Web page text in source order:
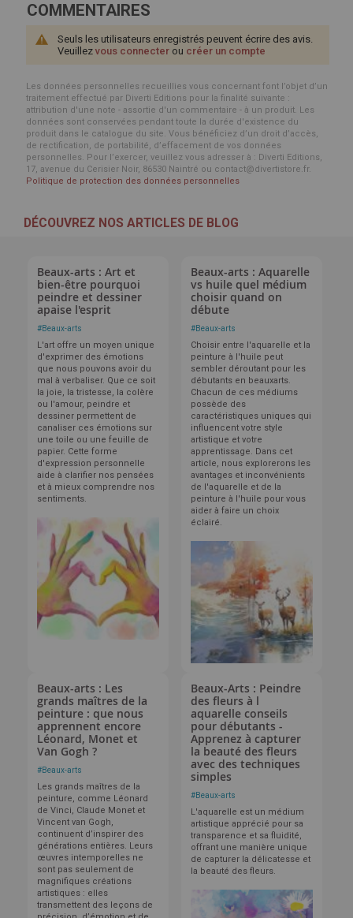
COMMENTAIRES
Seuls les utilisateurs enregistrés peuvent écrire des avis.
Veuillez vous connecter ou créer un compte
Les données personnelles recueillies vous concernant font l’objet d’un
traitement effectué par Diverti Editions pour la finalité suivante :
attribution d'une note - assortie d'un commentaire - à un produit. Les
données sont conservées pendant toute la durée d'existence du
produit dans le catalogue du site. Vous bénéficiez d’un droit d’accès,
de rectification, de portabilité, d’effacement de vos données
personnelles. Pour l’exercer, veuillez vous adresser à : Diverti Editions,
17, avenue du Cerisier Noir, 86530 Naintré ou contact@divertistore.fr.
Politique de protection des données personnelles
DÉCOUVREZ NOS ARTICLES DE BLOG
Beaux-arts : Art et
bien-être pourquoi
peindre et dessiner
apaise l'esprit
#Beaux-arts
L'art offre un moyen unique
d'exprimer des émotions
que nous pouvons avoir du
mal à verbaliser. Que ce soit
la joie, la tristesse, la colère
ou l'amour, peindre et
dessiner permettent de
canaliser ces émotions sur
une toile ou une feuille de
papier. Cette forme
d'expression personnelle
aide à clarifier nos pensées
et à mieux comprendre nos
sentiments.
Beaux-arts : Aquarelle
vs huile quel médium
choisir quand on
débute
#Beaux-arts
Choisir entre l'aquarelle et la
peinture à l'huile peut
sembler déroutant pour les
débutants en beauxarts.
Chacun de ces médiums
possède des
caractéristiques uniques qui
influencent votre style
artistique et votre
apprentissage. Dans cet
article, nous explorerons les
avantages et inconvénients
de l'aquarelle et de la
peinture à l'huile pour vous
aider à faire un choix
éclairé.
Beaux-arts : Les
grands maîtres de la
peinture : que nous
apprennent encore
Léonard, Monet et
Van Gogh ?
#Beaux-arts
Les grands maîtres de la
peinture, comme Léonard
de Vinci, Claude Monet et
Vincent van Gogh,
continuent d’inspirer des
générations entières. Leurs
œuvres intemporelles ne
sont pas seulement de
magnifiques créations
artistiques : elles
transmettent des leçons de
Beaux-Arts : Peindre
des fleurs à l
aquarelle conseils
pour débutants -
Apprenez à capturer
la beauté des fleurs
avec des techniques
simples
#Beaux-arts
L'aquarelle est un médium
artistique apprécié pour sa
transparence et sa fluidité,
offrant une manière unique
de capturer la délicatesse et
la beauté des fleurs.